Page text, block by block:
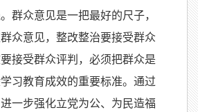
群众意见是一把最好的尺子，
众意见，整改整治要接受群众
接受群众评判，必须把群众是
习教育成效的重要标准。通过
一步强化立党为公、为民造福